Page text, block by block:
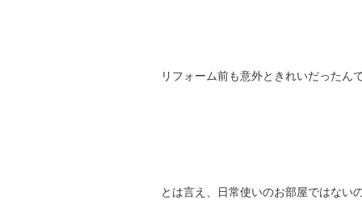
リフォーム前も意外ときれいだったん
とは言え、日常使いのお部屋ではない